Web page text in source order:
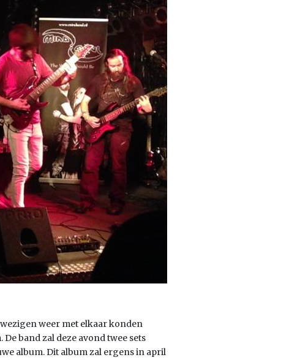
weer met elkaar konden
band zal deze avond twee sets
album. Dit album zal ergens in april